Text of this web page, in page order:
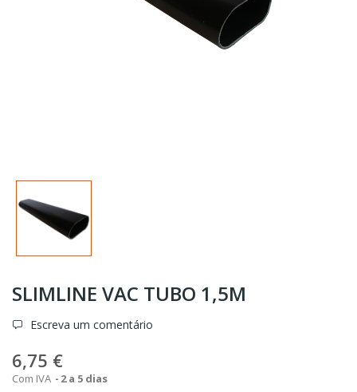
SLIMLINE VAC TUBO 1,5M
Escreva um comentário
6,75 €
Com IVA 2 a 5 dias